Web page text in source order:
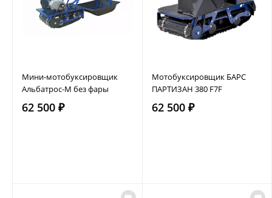
Мини-мотобуксировщик
Альбатрос-М без фары
62 500 ₽
Мотобуксировщик БАРС
ПАРТИЗАН 380 F7F
62 500 ₽